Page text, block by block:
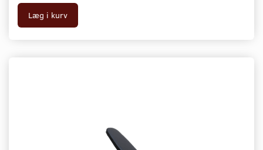
Læg i kurv